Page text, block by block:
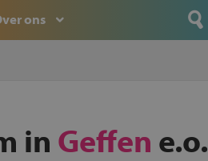
ons
in Geffen e.o.